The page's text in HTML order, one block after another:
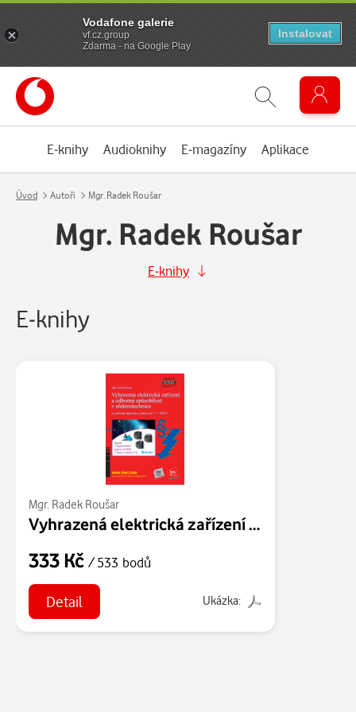
E-knihy Audioknihy E-magazíny Aplikace
Úvod Autoři Mgr. Radek Roušar
Mgr. Radek Roušar
E-knihy
E-knihy
Mgr. Radek Roušar
Vyhrazená elektrická zařízení a odborná způsobilost v elektrotechnice (z pohledu legislativy platné od 1. 7. 2022) (sv. 119)
333 Kč / 533 bodů
Detail Ukázka:
Vodafone galerie
vf.cz.group
Zdarma - na Google Play
Instalovat